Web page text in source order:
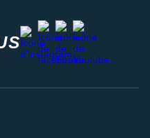
instagram
facebook
stravayoutube